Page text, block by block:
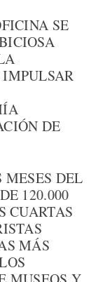
SE
DE
MESES DEL
120.000
CUARTAS
MÁS